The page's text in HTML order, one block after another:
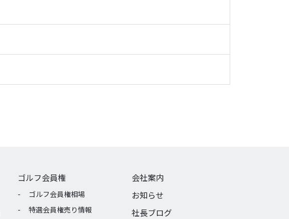
ゴルフ会員権
ゴルフ会員権相場
特選会員権売り情報
会社案内
お知らせ
社長ブログ